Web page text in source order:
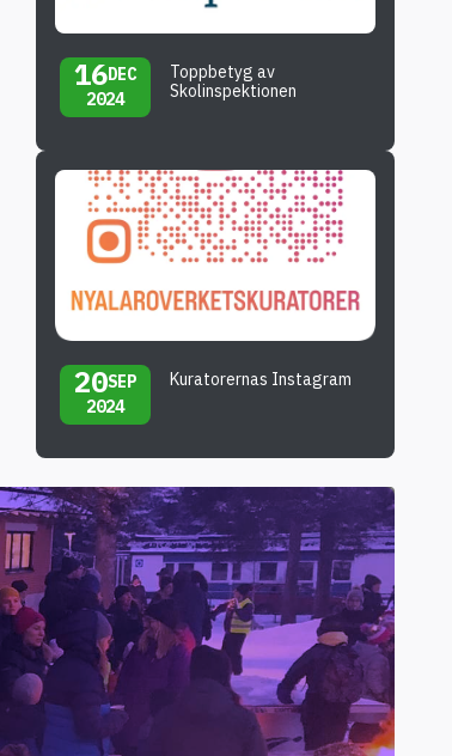
16DEC
2024
Toppbetyg av
Skolinspektionen
20SEP
2024
Kuratorernas Instagram